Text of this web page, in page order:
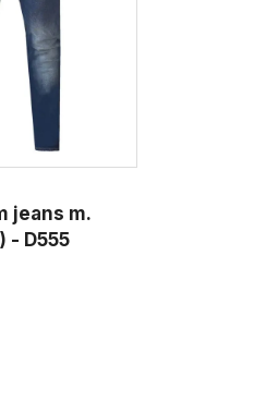
jeans m.
- D555